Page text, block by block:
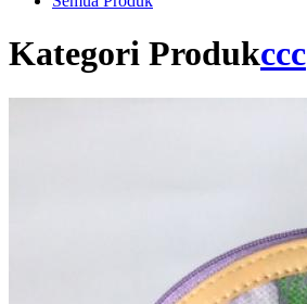
Kategori Produkccc